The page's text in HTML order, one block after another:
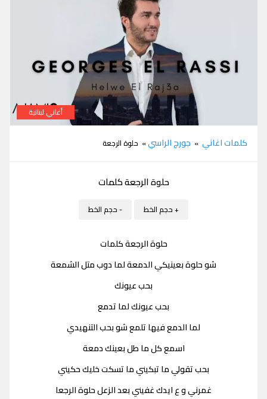
أغاني لبنانية
كلمات اغاني » جورج الراسي» حلوة الرجعة
حلوة الرجعة كلمات
+ حجم الخط - حجم الخط
حلوة الرجعة كلمات
شو حلوة بعينيكي الدمعة لما دوب متل الشمعة
بحب عيونك
بحب عيونك لما تدمع
لما الدمع فيها تلمع شو بحب التنهيدي
اسمع كل ما طل بعينك دمعة
بحب تقولي ما تبكيني ما تسكت خليك حكيني
غمرني و ع ايدك غفيني بعد الزعل حلوة الرجعا